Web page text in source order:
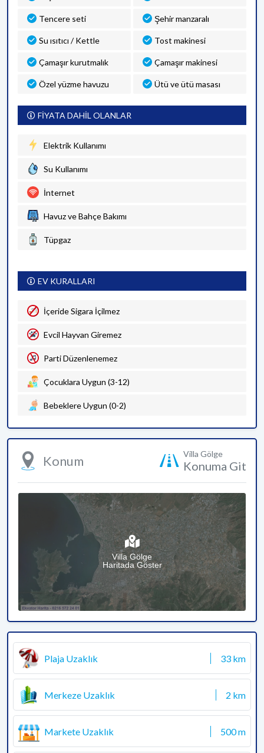
Tencere seti Şehir manzaralı
Su ısıtıcı / Kettle Tost makinesi
Çamaşır kurutmalık Çamaşır makinesi
Özel yüzme havuzu Ütü ve ütü masası
FİYATA DAHİL OLANLAR
Elektrik Kullanımı
Su Kullanımı
İnternet
Havuz ve Bahçe Bakımı
Tüpgaz
EV KURALLARI
İçeride Sigara İçilmez
Evcil Hayvan Giremez
Parti Düzenlenemez
Çocuklara Uygun (3-12)
Bebeklere Uygun (0-2)
Konum Villa Gölge
Konuma Git
Villa Gölge
Haritada Göster
Plaja Uzaklık 33 km
Merkeze Uzaklık 2 km
Markete Uzaklık 500 m